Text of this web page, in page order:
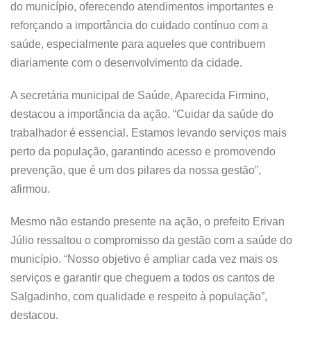
do município, oferecendo atendimentos importantes e
reforçando a importância do cuidado contínuo com a
saúde, especialmente para aqueles que contribuem
diariamente com o desenvolvimento da cidade.
A secretária municipal de Saúde, Aparecida Firmino,
destacou a importância da ação. “Cuidar da saúde do
trabalhador é essencial. Estamos levando serviços mais
perto da população, garantindo acesso e promovendo
prevenção, que é um dos pilares da nossa gestão”,
afirmou.
Mesmo não estando presente na ação, o prefeito Erivan
Júlio ressaltou o compromisso da gestão com a saúde do
município. “Nosso objetivo é ampliar cada vez mais os
serviços e garantir que cheguem a todos os cantos de
Salgadinho, com qualidade e respeito à população”,
destacou.